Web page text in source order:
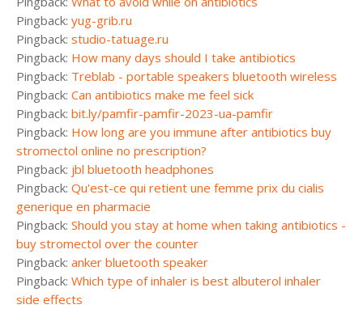
Pingback: yug-grib.ru
Pingback: studio-tatuage.ru
Pingback: How many days should I take antibiotics
Pingback: Treblab - portable speakers bluetooth wireless
Pingback: Can antibiotics make me feel sick
Pingback: bit.ly/pamfir-pamfir-2023-ua-pamfir
Pingback: How long are you immune after antibiotics buy
stromectol online no prescription?
Pingback: jbl bluetooth headphones
Pingback: Qu'est-ce qui retient une femme prix du cialis
generique en pharmacie
Pingback: Should you stay at home when taking antibiotics -
buy stromectol over the counter
Pingback: anker bluetooth speaker
Pingback: Which type of inhaler is best albuterol inhaler
side effects